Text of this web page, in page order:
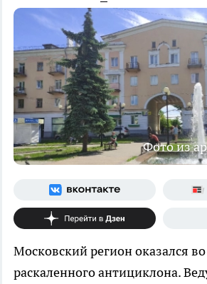
Фото из
Московский регион оказался
раскаленного антициклона.